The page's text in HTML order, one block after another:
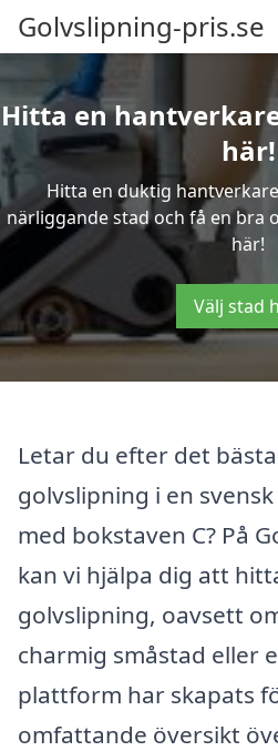
Golvslipning-pris.se
Hitta en
här!
Hitta en duktig
närliggande stad och få en bra
här!
Välj stad
Letar du efter det
golvslipning i en
med bokstaven C? På
kan vi hjälpa dig att
golvslipning, oavsett
charmig småstad eller
plattform har skapats
omfattande översikt